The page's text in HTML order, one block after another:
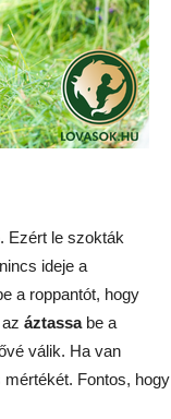
. Ezért le szokták
ideje a
a roppantót, hogy
áztassabe a
válik. Ha van
Fontos, hogy